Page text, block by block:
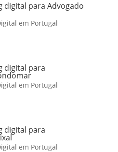
digital para Advogado
em Portugal
digital para
em Portugal
digital para
em Portugal